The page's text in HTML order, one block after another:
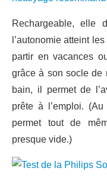
Rechargeable, elle
l’autonomie atteint
partir en vacances
grâce à son socle de
bain, il permet de
prête à l’emploi.
permet tout de
presque vide.)